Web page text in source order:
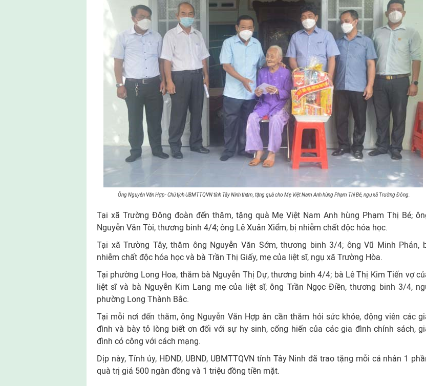
Ông Nguyễn Văn Hợp- Chủ tịch UBMTTQVN tỉnh Tây Ninh thăm, tặng quà cho Mẹ Việt Nam Anh hùng Phạm Thị Bé, ngụ xã Trường Đông.
Tại xã Trường Đông đoàn đến thăm, tặng quà Mẹ Việt Nam Anh hùng Phạm Thị Bé;
Nguyễn Văn Tòi, thương binh 4/4; ông Lê Xuân Xiểm, bị nhiễm chất độc hóa học.
Tại xã Trường Tây, thăm ông Nguyễn Văn Sớm, thương binh 3/4; ông Vũ Minh Phán,
nhiễm chất độc hóa học và bà Trần Thị Giấy, mẹ của liệt sĩ, ngụ xã Trường Hòa.
Tại phường Long Hoa, thăm bà Nguyễn Thị Dự, thương binh 4/4; bà Lê Thị Kim Tiến vợ
liệt sĩ và bà Nguyễn Kim Lang mẹ của liệt sĩ; ông Trần Ngọc Điền, thương binh 3/4,
phường Long Thành Bắc.
Tại mỗi nơi đến thăm, ông Nguyễn Văn Hợp ân cần thăm hỏi sức khỏe, động viên các
đình và bày tỏ lòng biết ơn đối với sự hy sinh, cống hiến của các gia đình chính sách,
đình có công với cách mạng.
Dịp này, Tỉnh ủy, HĐND, UBND, UBMTTQVN tỉnh Tây Ninh đã trao tặng mỗi cá nhân 1
quà trị giá 500 ngàn đồng và 1 triệu đồng tiền mặt.